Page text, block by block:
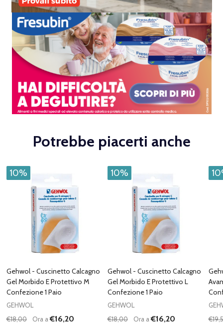
Potrebbe piacerti anche
10%
Gehwol - Cuscinetto Calcagno
Gel Morbido E Protettivo M
Confezione 1 Paio
GEHWOL
€18,00
Ora a€16,20
10%
Gehwol - Cuscinetto Calcagno
Gel Morbido E Protettivo L
Confezione 1 Paio
GEHWOL
€18,00
Ora a€16,20